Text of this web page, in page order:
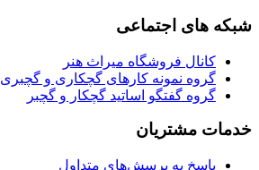
شبکه های اجتماعی
کانال فروشگاه میراث هنر
گروه نمونه کارهای گچکاری و گچبری
گروه گفتگو اساتید گچکار و گچبر
خدمات مشتریان
پاسخ به پرسش‌های متداول